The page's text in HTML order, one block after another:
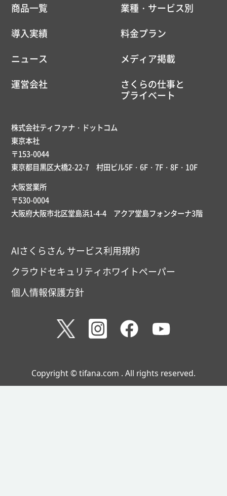
商品一覧
業種・サービス別
導入実績
料金プラン
ニュース
メディア掲載
運営会社
さくらの仕事と
プライベート
株式会社ティファナ・ドットコム
東京本社
〒153-0044
東京都目黒区大橋2-22-7 村田ビル5F・6F・7F・8F・10F
大阪営業所
〒530-0004
大阪府大阪市北区堂島浜1-4-4 アクア堂島フォンターナ3階
AIさくらさん サービス利用規約
クラウドセキュリティホワイトペーパー
個人情報保護方針
Copyright © tifana.com . All rights reserved.